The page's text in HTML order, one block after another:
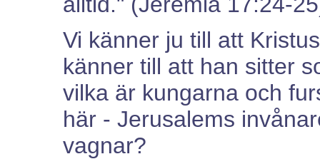
Vi känner ju till att
känner till att han sitter
vilka är kungarna och
här - Jerusalems
vagnar?